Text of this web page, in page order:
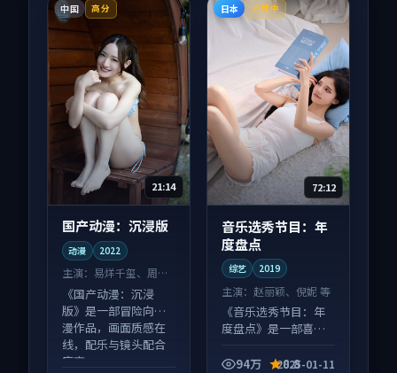
中国 高分
21:14
国产动漫：沉浸版
动漫 2022
主演： 易烊千玺、周迅
等
《国产动漫：沉浸
版》是一部冒险向动
漫作品，画面质感在
线，配乐与镜头配合
度高。
日本 连载中
72:12
音乐选秀节目：年
度盘点
综艺 2019
主演： 赵丽颖、倪妮 等
《音乐选秀节目：年
度盘点》是一部喜剧
成长为内核，情感戏
94万 8.8
2025-01-11